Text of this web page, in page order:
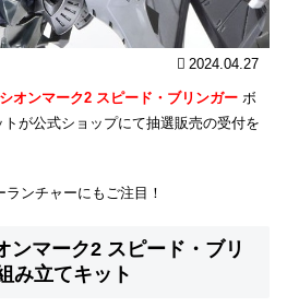
2024.04.27
オンマーク2 スピード・ブリンガー ボ
が公式ショップにて抽選販売の受付を
ンチャーにもご注目！
ンマーク2 スピード・ブリ
み立てキット